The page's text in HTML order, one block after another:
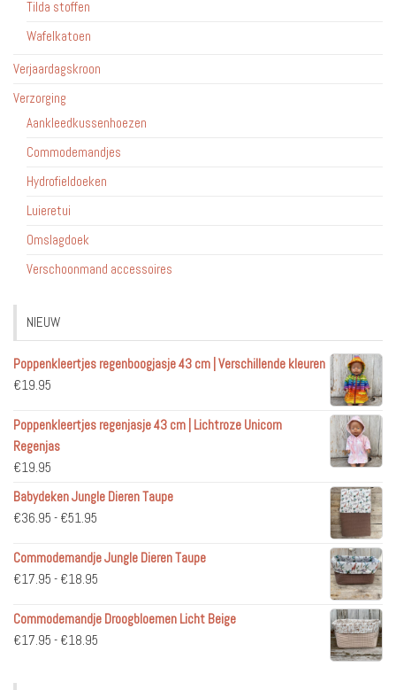
Tilda stoffen
Wafelkatoen
Verjaardagskroon
Verzorging
Aankleedkussenhoezen
Commodemandjes
Hydrofieldoeken
Luieretui
Omslagdoek
Verschoonmand accessoires
NIEUW
Poppenkleertjes regenboogjasje 43 cm | Verschillende kleuren
€19.95
Poppenkleertjes regenjasje 43 cm | Lichtroze Unicorn
Regenjas
€19.95
Babydeken Jungle Dieren Taupe
€36.95 - €51.95
tot
€51.95
Commodemandje Jungle Dieren Taupe
€17.95 - €18.95
tot
Commodemandje Droogbloemen Licht Beige
€17.95 - €18.95